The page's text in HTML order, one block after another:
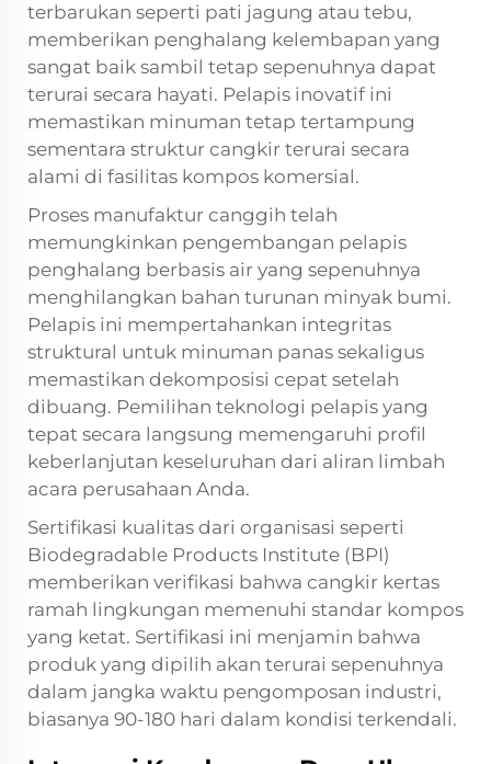
terbarukan seperti pati jagung atau tebu,
memberikan penghalang kelembapan yang
sangat baik sambil tetap sepenuhnya dapat
terurai secara hayati. Pelapis inovatif ini
memastikan minuman tetap tertampung
sementara struktur cangkir terurai secara
alami di fasilitas kompos komersial.
Proses manufaktur canggih telah
memungkinkan pengembangan pelapis
penghalang berbasis air yang sepenuhnya
menghilangkan bahan turunan minyak bumi.
Pelapis ini mempertahankan integritas
struktural untuk minuman panas sekaligus
memastikan dekomposisi cepat setelah
dibuang. Pemilihan teknologi pelapis yang
tepat secara langsung memengaruhi profil
keberlanjutan keseluruhan dari aliran limbah
acara perusahaan Anda.
Sertifikasi kualitas dari organisasi seperti
Biodegradable Products Institute (BPI)
memberikan verifikasi bahwa cangkir kertas
ramah lingkungan memenuhi standar kompos
yang ketat. Sertifikasi ini menjamin bahwa
produk yang dipilih akan terurai sepenuhnya
dalam jangka waktu pengomposan industri,
biasanya 90-180 hari dalam kondisi terkendali.